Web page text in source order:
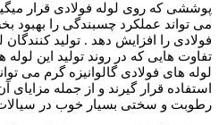
پوششی که روی لوله فولادی قرار
می تواند عملکرد چسبندگی را بهبود
فولادی را افزایش دهد . تولید کنندگان
تفاوت هایی که در روند تولید این لوله
لوله های فولادی گالوانیزه گرم می
استفاده قرار گیرند و از جمله
رطوبت و سختی بسیار خوب در